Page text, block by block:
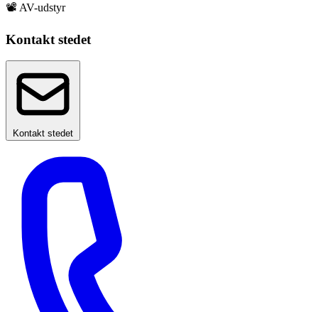
📽️ AV-udstyr
Kontakt stedet
Kontakt stedet